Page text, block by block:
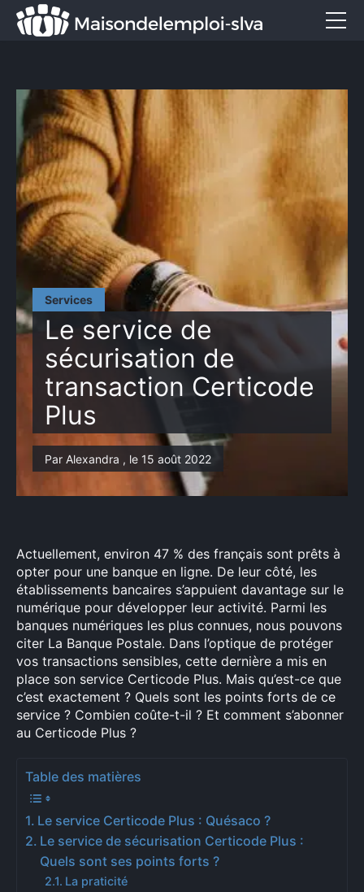
Services
Le service de
sécurisation de
transaction Certicode
Plus
Par Alexandra , le 15 août 2022
Actuellement, environ 47 % des français sont prêts à
opter pour une banque en ligne. De leur côté, les
établissements bancaires s’appuient davantage sur le
numérique pour développer leur activité. Parmi les
banques numériques les plus connues, nous pouvons
citer La Banque Postale. Dans l’optique de protéger
vos transactions sensibles, cette dernière a mis en
place son service Certicode Plus. Mais qu’est-ce que
c’est exactement ? Quels sont les points forts de ce
service ? Combien coûte-t-il ? Et comment s’abonner
au Certicode Plus ?
Table des matières
Le service Certicode Plus : Quésaco ?
Le service de sécurisation Certicode Plus :
Quels sont ses points forts ?
La praticité
Formation
Marketing
Entreprise
Services
CONTACT